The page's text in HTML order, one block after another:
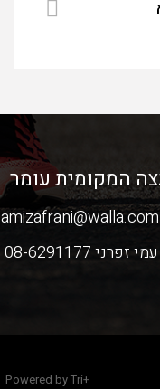
המקומית עומר
amizafrani@walla.com
עמי זפרני 08-6291177
Powered by Tri+